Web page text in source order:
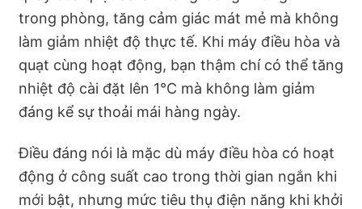
trong phòng, tăng cảm giác mát mẻ mà không
làm giảm nhiệt độ thực tế. Khi máy điều hòa và
quạt cùng hoạt động, bạn thậm chí có thể tăng
nhiệt độ cài đặt lên 1°C mà không làm giảm
đáng kể sự thoải mái hàng ngày.
Điều đáng nói là mặc dù máy điều hòa có hoạt
động ở công suất cao trong thời gian ngắn khi
mới bật, nhưng mức tiêu thụ điện năng khi khởi